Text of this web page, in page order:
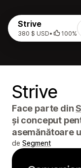
Strive
380 $ USD• 100%
Strive
Face parte din
și conceput
asemănătoare
de Segment